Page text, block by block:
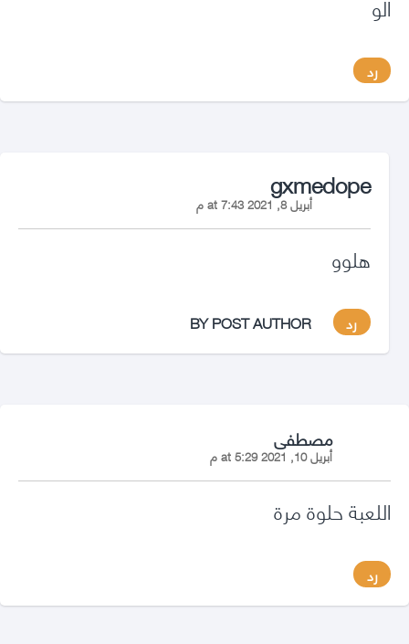
رد
gxmedope
says: أبريل 8, 2021 at 7:43 م
هلوو
رد BY POST AUTHOR
مصطفىsays: أبريل 10, 2021 at 5:29 م
اللعبة حلوة مرة
رد